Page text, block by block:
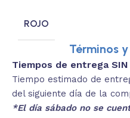
ROJO
Términos
Tiempos de entrega SIN
Tiempo estimado de
del siguiente día de la
*El día sábado no se